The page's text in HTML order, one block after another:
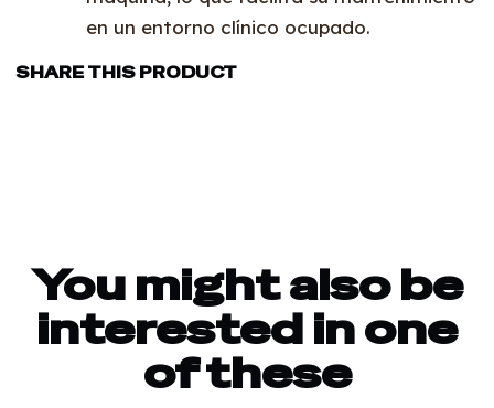
en un entorno clínico ocupado.
SHARE THIS PRODUCT
You might also be
interested in one
of these